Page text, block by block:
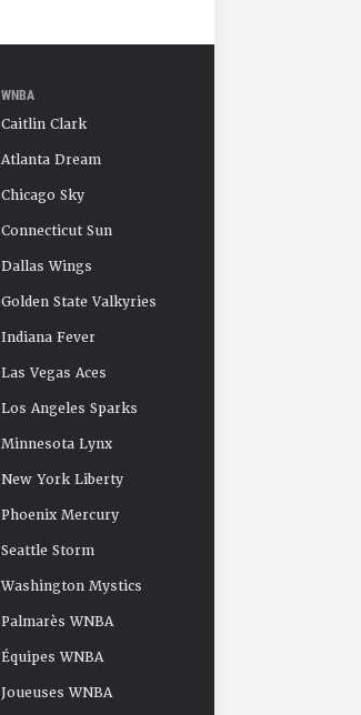
WNBA
Caitlin Clark
Atlanta Dream
Chicago Sky
Connecticut Sun
Dallas Wings
Golden State Valkyries
Indiana Fever
Las Vegas Aces
Los Angeles Sparks
Minnesota Lynx
New York Liberty
Phoenix Mercury
Seattle Storm
Washington Mystics
Palmarès WNBA
Équipes WNBA
Joueuses WNBA